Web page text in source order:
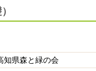
知県森と緑の会